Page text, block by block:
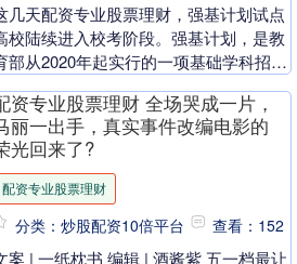
几天配资专业股票理财，强基计划试点
校陆续进入校考阶段。强基计划，是教
部从2020年起实行的一项基础学科招生
点，主....
资专业股票理财 全场哭成一片，
丽一出手，真实事件改编电影的
光回来了?
配资专业股票理财
分类：炒股配资10倍平台 查看：152
案 | 一纸枕书 编辑 | 酒酱紫 五一档最让